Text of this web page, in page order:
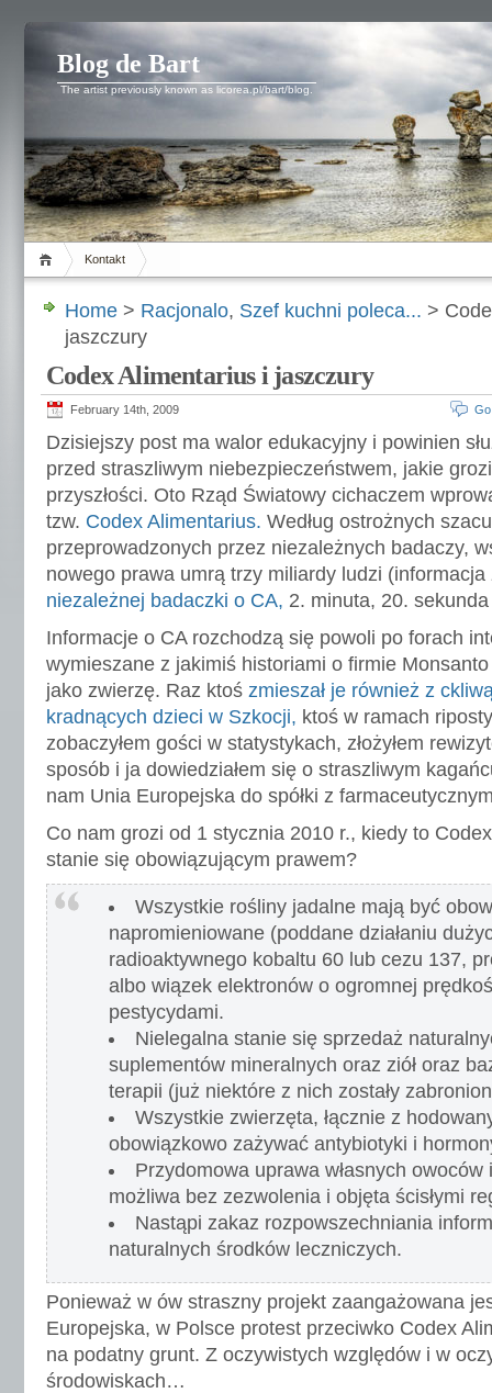
Blog de Bart
The artist previously known as licorea.pl/bart/blog.
Kontakt
Home > Racjonalo, Szef kuchni poleca... >
jaszczury
Codex Alimentarius i jaszczury
February 14th, 2009
Dzisiejszy post ma walor edukacyjny i powinien
przed straszliwym niebezpieczeństwem, jakie
przyszłości. Oto Rząd Światowy cichaczem
tzw. Codex Alimentarius. Według ostrożnych
przeprowadzonych przez niezależnych badaczy,
nowego prawa umrą trzy miliardy ludzi
niezależnej badaczki o CA, 2. minuta, 20.
Informacje o CA rozchodzą się powoli po forach
wymieszane z jakimiś historiami o firmie
jako zwierzę. Raz ktoś zmieszał je również z
kradnących dzieci w Szkocji, ktoś w ramach
zobaczyłem gości w statystykach, złożyłem
sposób i ja dowiedziałem się o straszliwym
nam Unia Europejska do spółki z
Co nam grozi od 1 stycznia 2010 r., kiedy to
stanie się obowiązującym prawem?
Wszystkie rośliny jadalne mają być
napromieniowane (poddane działaniu
radioaktywnego kobaltu 60 lub cezu 137,
albo wiązek elektronów o ogromnej
pestycydami.
Nielegalna stanie się sprzedaż
suplementów mineralnych oraz ziół oraz
terapii (już niektóre z nich zostały
Wszystkie zwierzęta, łącznie z
obowiązkowo zażywać antybiotyki i
Przydomowa uprawa własnych
możliwa bez zezwolenia i objęta ścisłymi
Nastąpi zakaz rozpowszechniania
naturalnych środków leczniczych.
Ponieważ w ów straszny projekt zaangażowana
Europejska, w Polsce protest przeciwko Codex
na podatny grunt. Z oczywistych względów i w
środowiskach…